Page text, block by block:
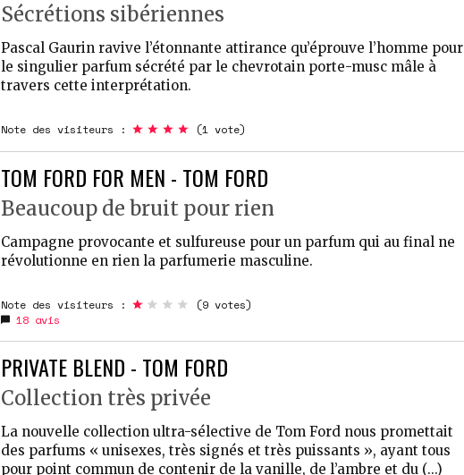
Sécrétions sibériennes
Pascal Gaurin ravive l’étonnante attirance qu’éprouve l’homme pour
le singulier parfum sécrété par le chevrotain porte-musc mâle à
travers cette interprétation.
Note des visiteurs : (1 vote)
TOM FORD FOR MEN - TOM FORD
Beaucoup de bruit pour rien
Campagne provocante et sulfureuse pour un parfum qui au final ne
révolutionne en rien la parfumerie masculine.
Note des visiteurs :
(9 votes)
18avis
PRIVATE BLEND - TOM FORD
Collection très privée
La nouvelle collection ultra-sélective de Tom Ford nous promettait
des parfums « unisexes, très signés et très puissants », ayant tous
pour point commun de contenir de la vanille, de l’ambre et du (...)